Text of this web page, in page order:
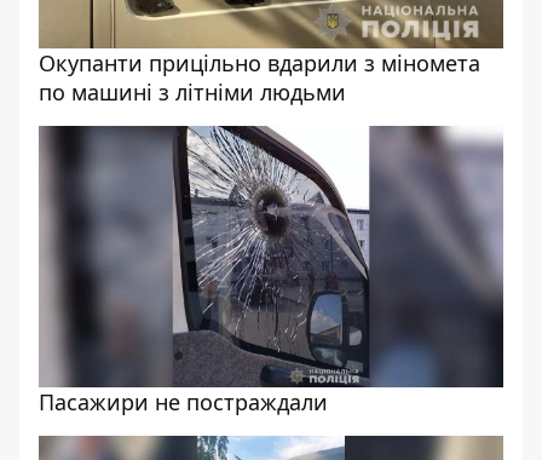
Окупанти прицільно вдарили з міномета
по машині з літніми людьми
Пасажири не постраждали